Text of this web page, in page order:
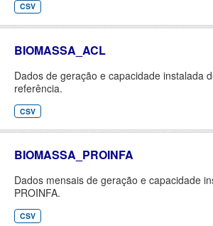
CSV
BIOMASSA_ACL
Dados de geração e capacidade instalada
referência.
CSV
BIOMASSA_PROINFA
Dados mensais de geração e capacidade
PROINFA.
CSV